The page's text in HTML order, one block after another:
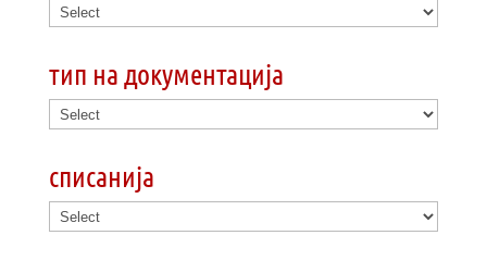
тип на документација
списанија